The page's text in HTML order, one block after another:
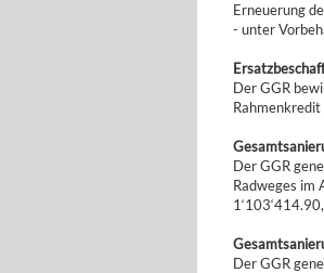
Erneuerung
- unter
Der GGR
Der GGR
Radweges im
Der GGR